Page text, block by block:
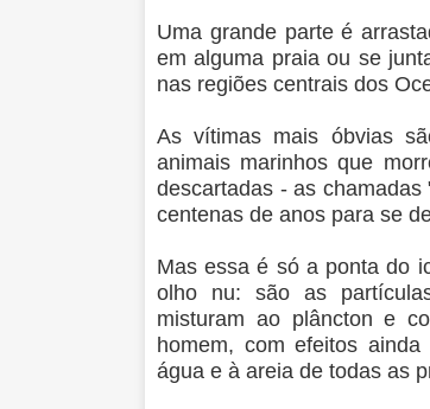
Uma grande parte é
em alguma praia ou se
nas regiões centrais dos
As vítimas mais óbvias
animais marinhos que
descartadas - as
centenas de anos para se
Mas essa é só a ponta do
olho nu: são as
misturam ao plâncton e
homem, com efeitos
água e à areia de todas as